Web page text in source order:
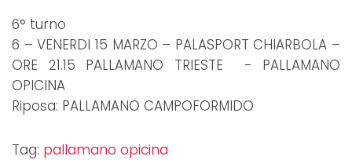
6° turno
6 – VENERDI 15 MARZO – PALASPORT CHIARBOLA –
ORE 21.15 PALLAMANO TRIESTE - PALLAMANO
OPICINA
Riposa: PALLAMANO CAMPOFORMIDO
Tag: pallamano opicina